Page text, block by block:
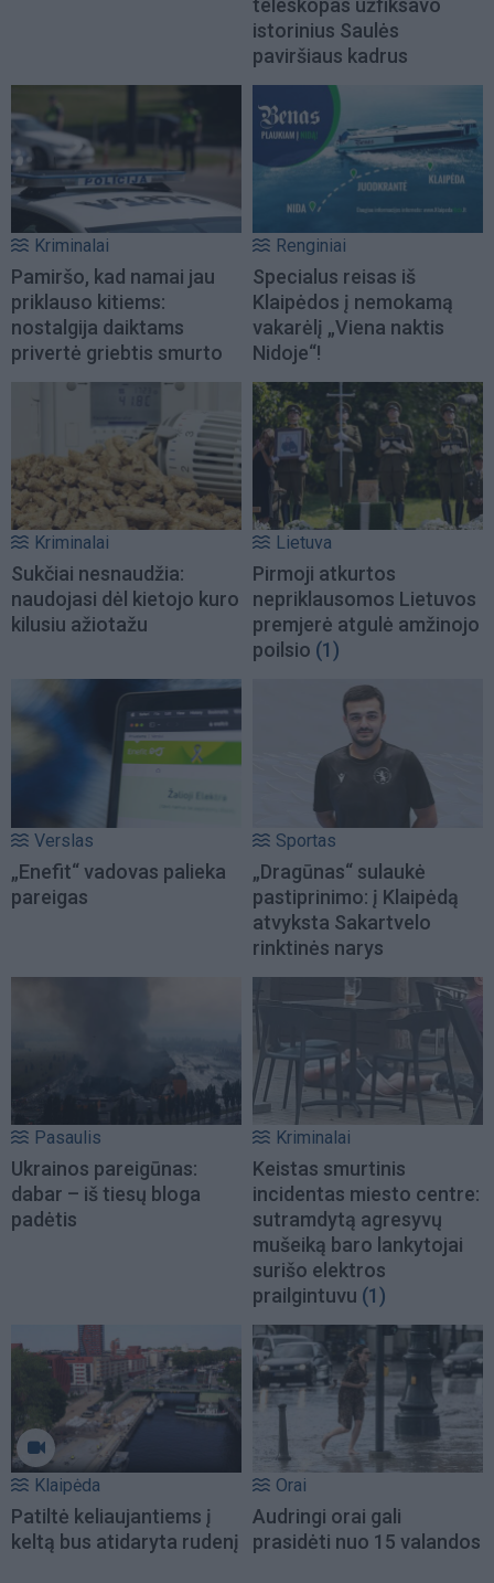
istorinius Saulės
paviršiaus kadrus
Kriminalai
Pamiršo, kad namai jau
priklauso kitiems:
nostalgija daiktams
privertė griebtis smurto
Renginiai
Specialus reisas iš
Klaipėdos į nemokamą
vakarėlį „Viena naktis
Nidoje“!
Kriminalai
Sukčiai nesnaudžia:
naudojasi dėl kietojo kuro
kilusiu ažiotažu
Lietuva
Pirmoji atkurtos
nepriklausomos Lietuvos
premjerė atgulė amžinojo
poilsio (1)
Verslas
„Enefit“ vadovas palieka
pareigas
Sportas
„Dragūnas“ sulaukė
pastiprinimo: į Klaipėdą
atvyksta Sakartvelo
rinktinės narys
Pasaulis
Ukrainos pareigūnas:
dabar – iš tiesų bloga
padėtis
Kriminalai
Keistas smurtinis
incidentas miesto centre:
sutramdytą agresyvų
mušeiką baro lankytojai
surišo elektros
prailgintuvu (1)
Klaipėda
Patiltė keliaujantiems į
keltą bus atidaryta rudenį
Orai
Audringi orai gali
prasidėti nuo 15 valandos